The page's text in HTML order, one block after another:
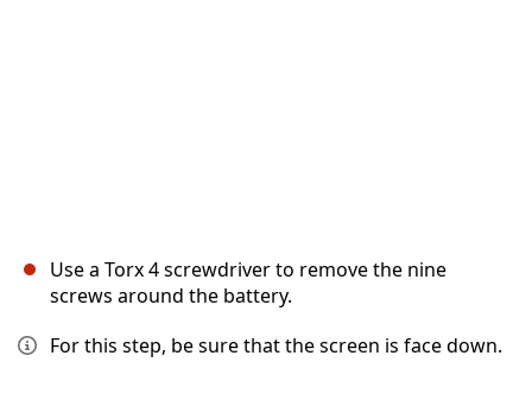
Use a Torx 4 screwdriver to remove the nine
screws around the battery.
For this step, be sure that the screen is face down.